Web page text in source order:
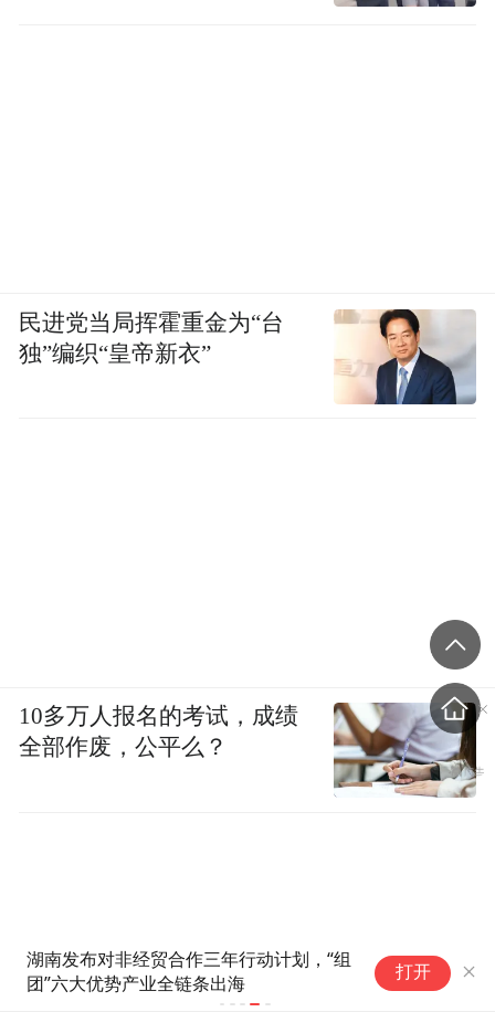
湖南发布对非经贸合作三年行动计划，“组
团”六大优势产业全链条出海
打开
民进党当局挥霍重金为“台
独”编织“皇帝新衣”
10多万人报名的考试，成绩
全部作废，公平么？